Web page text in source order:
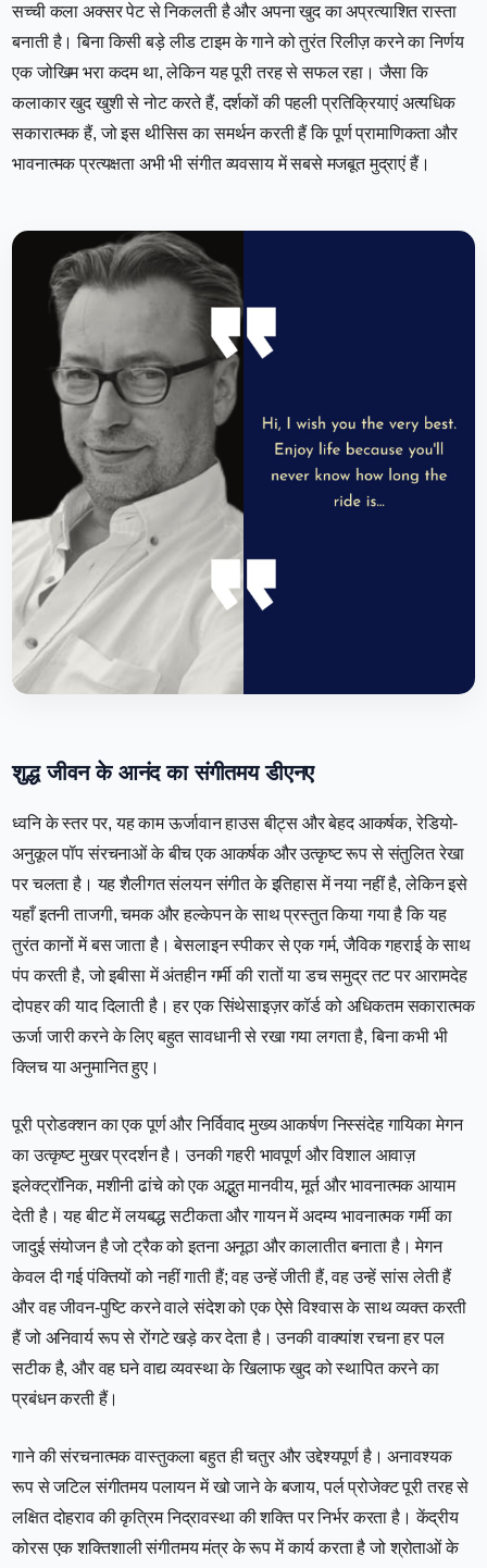
सच्ची कला अक्सर पेट से निकलती है और अपना खुद का अप्रत्याशित रास्ता
बनाती है। बिना किसी बड़े लीड टाइम के गाने को तुरंत रिलीज़ करने का निर्णय
एक जोखिम भरा कदम था, लेकिन यह पूरी तरह से सफल रहा। जैसा कि
कलाकार खुद खुशी से नोट करते हैं, दर्शकों की पहली प्रतिक्रियाएं अत्यधिक
सकारात्मक हैं, जो इस थीसिस का समर्थन करती हैं कि पूर्ण प्रामाणिकता और
भावनात्मक प्रत्यक्षता अभी भी संगीत व्यवसाय में सबसे मजबूत मुद्राएं हैं।
शुद्ध जीवन के आनंद का संगीतमय डीएनए
ध्वनि के स्तर पर, यह काम ऊर्जावान हाउस बीट्स और बेहद आकर्षक, रेडियो-
अनुकूल पॉप संरचनाओं के बीच एक आकर्षक और उत्कृष्ट रूप से संतुलित रेखा
पर चलता है। यह शैलीगत संलयन संगीत के इतिहास में नया नहीं है, लेकिन इसे
यहाँ इतनी ताजगी, चमक और हल्केपन के साथ प्रस्तुत किया गया है कि यह
तुरंत कानों में बस जाता है। बेसलाइन स्पीकर से एक गर्म, जैविक गहराई के साथ
पंप करती है, जो इबीसा में अंतहीन गर्मी की रातों या डच समुद्र तट पर आरामदेह
दोपहर की याद दिलाती है। हर एक सिंथेसाइज़र कॉर्ड को अधिकतम सकारात्मक
ऊर्जा जारी करने के लिए बहुत सावधानी से रखा गया लगता है, बिना कभी भी
क्लिच या अनुमानित हुए।
पूरी प्रोडक्शन का एक पूर्ण और निर्विवाद मुख्य आकर्षण निस्संदेह गायिका मेगन
का उत्कृष्ट मुखर प्रदर्शन है। उनकी गहरी भावपूर्ण और विशाल आवाज़
इलेक्ट्रॉनिक, मशीनी ढांचे को एक अद्भुत मानवीय, मूर्त और भावनात्मक आयाम
देती है। यह बीट में लयबद्ध सटीकता और गायन में अदम्य भावनात्मक गर्मी का
जादुई संयोजन है जो ट्रैक को इतना अनूठा और कालातीत बनाता है। मेगन
केवल दी गई पंक्तियों को नहीं गाती हैं; वह उन्हें जीती हैं, वह उन्हें सांस लेती हैं
और वह जीवन-पुष्टि करने वाले संदेश को एक ऐसे विश्वास के साथ व्यक्त करती
हैं जो अनिवार्य रूप से रोंगटे खड़े कर देता है। उनकी वाक्यांश रचना हर पल
सटीक है, और वह घने वाद्य व्यवस्था के खिलाफ खुद को स्थापित करने का
प्रबंधन करती हैं।
गाने की संरचनात्मक वास्तुकला बहुत ही चतुर और उद्देश्यपूर्ण है। अनावश्यक
रूप से जटिल संगीतमय पलायन में खो जाने के बजाय, पर्ल प्रोजेक्ट पूरी तरह से
लक्षित दोहराव की कृत्रिम निद्रावस्था की शक्ति पर निर्भर करता है। केंद्रीय
कोरस एक शक्तिशाली संगीतमय मंत्र के रूप में कार्य करता है जो श्रोताओं के